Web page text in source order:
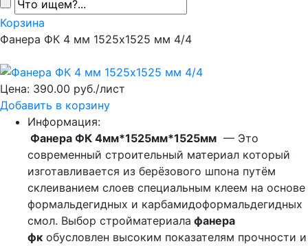
Корзина
Фанера ФК 4 мм 1525х1525 мм 4/4
Цена: 390.00 руб./лист
Добавить в корзину
Информация:
Фанера ФК 4мм*1525мм*1525мм — Это
современный строительный материал который
изготавливается из берёзового шпона путём
склеиванием слоев специальным клеем на основе
формальдегидных и карбамидоформальдегидных
смол. Выбор стройматериала фанера
фк обусловлен высоким показателям прочности и